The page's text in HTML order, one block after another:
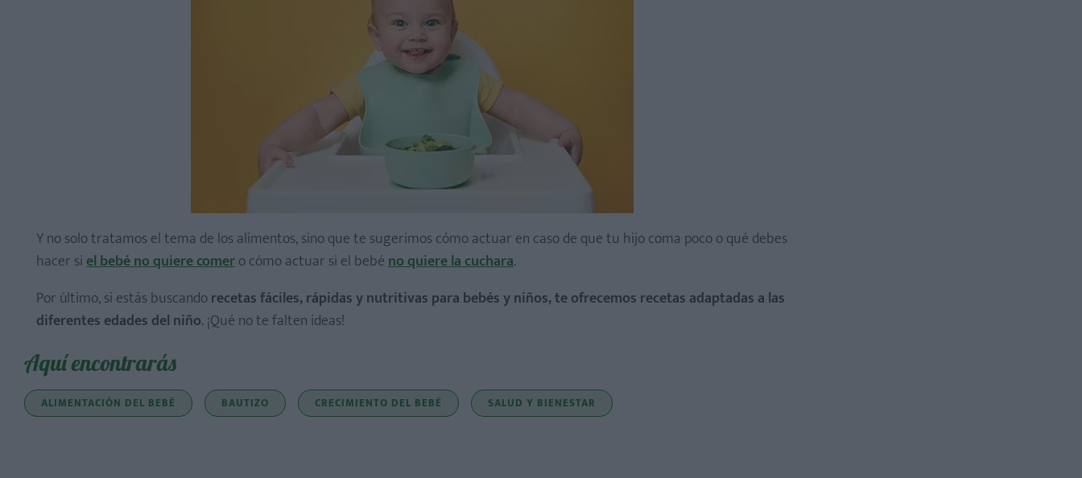
Y no solo tratamos el tema de los alimentos, sino que te sugerimos cómo actuar en caso de que tu hijo coma poco o qué debes
hacer siel bebé no quiere comero cómo actuar si el bebéno quiere la cuchara.
Por último, si estás buscandorecetas fáciles, rápidas y nutritivas para bebés y niños, te ofrecemos recetas adaptadas a las
diferentes edades del niño. ¡Qué no te falten ideas!
Aquí encontrarás
ALIMENTACIÓN DEL BEBÉ BAUTIZO CRECIMIENTO DEL BEBÉ SALUD Y BIENESTAR